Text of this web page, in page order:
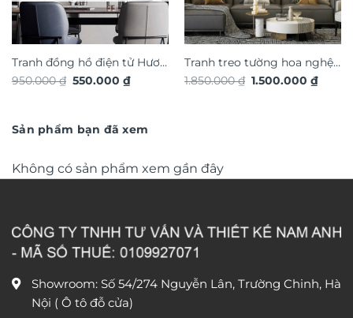
Tranh đồng hồ điện tử Hươu
Tài Lộc TG4925S
950.000₫ Giá
550.000₫Giá
Tranh treo tường hoa nghệ
thuật in nổi 3D hiệu ứng dát
1.850.000₫ Giá
1.500.000₫Giá
Sản phẩm bạn đã xem
Không có sản phẩm xem gần đây
Showroom: Số 54/274 Nguyễn Lân, Trường Chinh, Hà
Nội ( Ô tô đỗ cửa)